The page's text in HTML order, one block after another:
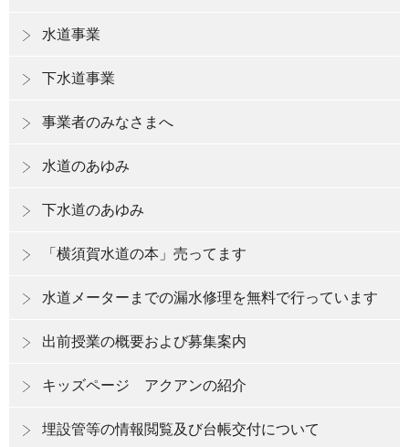
水道事業
下水道事業
事業者のみなさまへ
水道のあゆみ
下水道のあゆみ
「横須賀水道の本」売ってます
水道メーターまでの漏水修理を無料で行っています
出前授業の概要および募集案内
キッズページ アクアンの紹介
埋設管等の情報閲覧及び台帳交付について